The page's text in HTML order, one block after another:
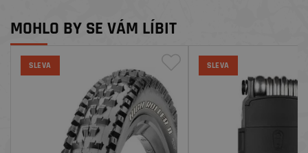
MOHLO BY SE VÁM LÍBIT
SLEVA SLEVA